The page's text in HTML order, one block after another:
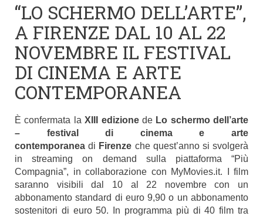
“LO SCHERMO DELL’ARTE”,
A FIRENZE DAL 10 AL 22
NOVEMBRE IL FESTIVAL
DI CINEMA E ARTE
CONTEMPORANEA
È confermata laXIII edizione de Lo schermo dell’arte
– festival di cinema e arte
contemporaneadi Firenze che quest’anno si svolgerà
in streaming on demand sulla piattaforma “Più
Compagnia”, in collaborazione con MyMovies.it.
I film
saranno visibili dal 10 al 22 novembre con un
abbonamento standard di euro 9,90 o un abbonamento
sostenitori di euro 50. In programma più di 40 film tra